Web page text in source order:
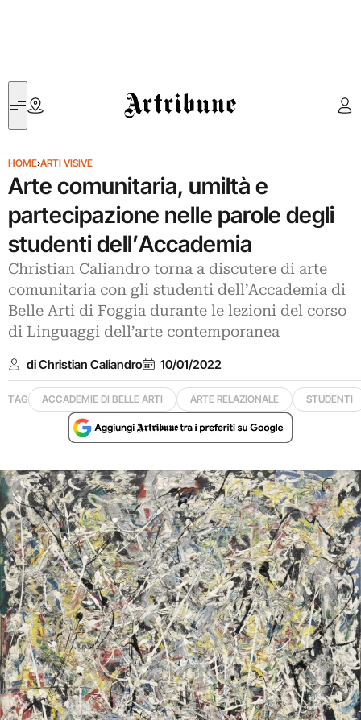
Artribune
HOME›ARTI VISIVE
Arte comunitaria, umiltà e
partecipazione nelle parole degli
studenti dell’Accademia
Christian Caliandro torna a discutere di arte
comunitaria con gli studenti dell’Accademia di
Belle Arti di Foggia durante le lezioni del corso
di Linguaggi dell’arte contemporanea
di Christian Caliandro 10/01/2022
TAG ACCADEMIE DI BELLE ARTI ARTE RELAZIONALE STUDENTI